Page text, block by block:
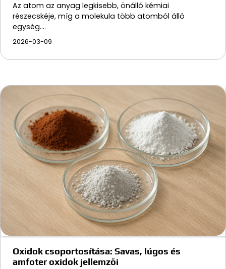
Az atom az anyag legkisebb, önálló kémiai
részecskéje, míg a molekula több atomból álló
egység.…
2026-03-09
Oxidok csoportosítása: Savas, lúgos és
amfoter oxidok jellemzői